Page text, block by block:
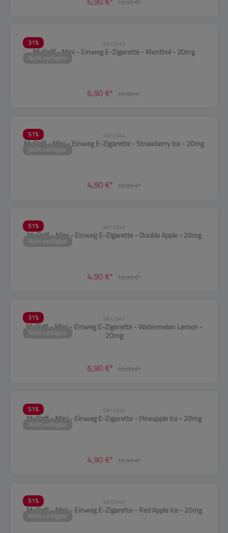
10,00 €*
31%
Nicht verfügbar
SW12943
MyPaff - Mini - Einweg E-Zigarette - Menthol - 20mg
6,90 €* 10,00 €*
51%
Nicht verfügbar
SW12944
MyPaff - Mini - Einweg E-Zigarette - Strawberry Ice - 20mg
4,90 €* 10,00 €*
51%
Nicht verfügbar
SW12946
MyPaff - Mini - Einweg E-Zigarette - Double Apple - 20mg
4,90 €* 10,00 €*
31%
Nicht verfügbar
SW12947
MyPaff - Mini - Einweg E-Zigarette - Watermelon Lemon -
20mg
6,90 €* 10,00 €*
51%
Nicht verfügbar
SW12948
MyPaff - Mini - Einweg E-Zigarette - Pineapple Ice - 20mg
4,90 €* 10,00 €*
51%
Nicht verfügbar
SW12949
MyPaff - Mini - Einweg E-Zigarette - Red Apple Ice - 20mg